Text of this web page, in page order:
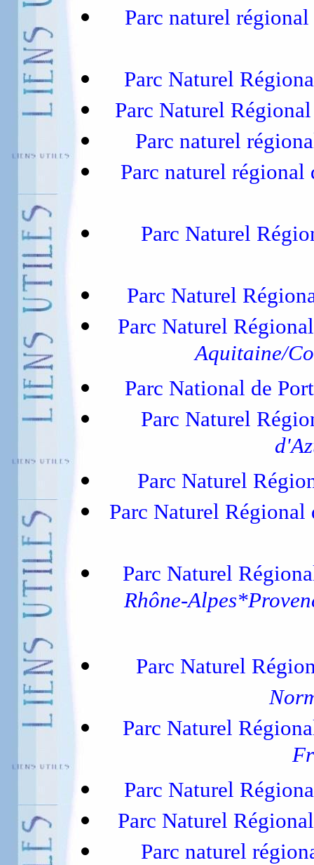
Parc naturel
Parc Naturel
Parc Naturel
Parc naturel
Parc naturel régional
Parc Naturel
Parc Naturel
Parc Naturel
Aquitaine/
Parc National de
Parc Naturel
Parc Naturel
Parc Naturel Régional
Parc Naturel
Rhône-
Parc Naturel
Parc Naturel
Parc Naturel
Parc Naturel
Parc naturel